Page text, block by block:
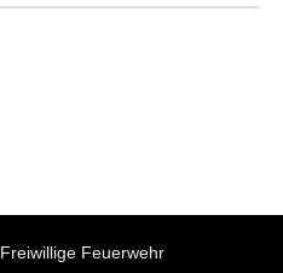
Freiwillige Feuerwehr